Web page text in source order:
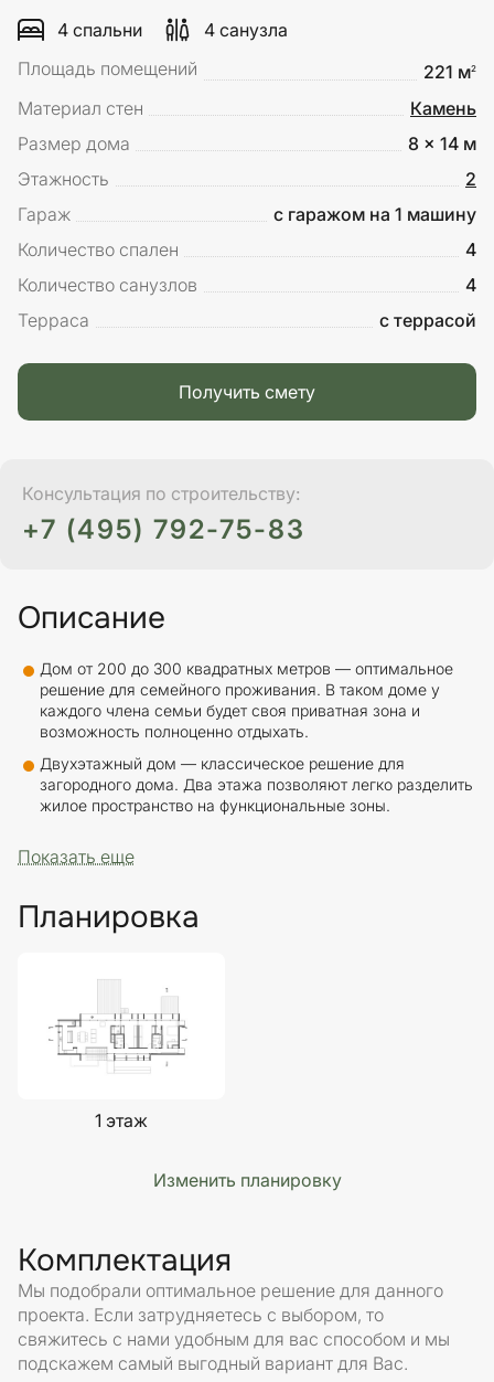
4 спальни
4 санузла
Площадь помещений
221 м2
Материал стен
Камень
Размер дома
8 x 14 м
Этажность
2
Гараж
с гаражом на 1 машину
Количество спален
4
Количество санузлов
4
Терраса
с террасой
Получить смету
Консультация по строительству:
+7 (495) 792-75-83
Описание
Дом от 200 до 300 квадратных метров — оптимальное
решение для семейного проживания. В таком доме у
каждого члена семьи будет своя приватная зона и
возможность полноценно отдыхать.
Двухэтажный дом — классическое решение для
загородного дома. Два этажа позволяют легко разделить
жилое пространство на функциональные зоны.
Показать еще
Планировка
1 этаж
Изменить планировку
Комплектация
Мы подобрали оптимальное решение для данного
проекта. Если затрудняетесь с выбором, то
свяжитесь с нами удобным для вас способом и мы
подскажем самый выгодный вариант для Вас.